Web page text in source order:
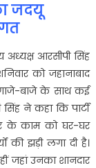
जदयू
अध्यक्ष आरसीपी सिंह
को जहानाबाद
बाजे के साथ कई
ने कहा कि पार्टी
के काम को घर-घर
की झड़ी लगा दी है।
जहां उनका शानदार